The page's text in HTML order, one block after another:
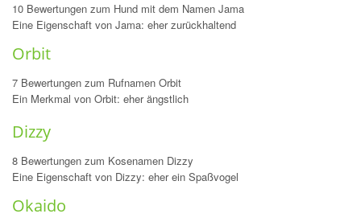
10 Bewertungen zum Hund mit dem Namen Jama
Eine Eigenschaft von Jama: eher zurückhaltend
Orbit
7 Bewertungen zum Rufnamen Orbit
Ein Merkmal von Orbit: eher ängstlich
Dizzy
8 Bewertungen zum Kosenamen Dizzy
Eine Eigenschaft von Dizzy: eher ein Spaßvogel
Okaido